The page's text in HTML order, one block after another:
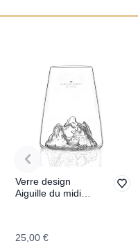
Verre design
Aiguille du midi
25,00 €